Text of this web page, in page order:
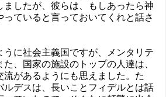
ましたが、彼らは、もしあったら神
ていると言っておいてくれと話さ
うに社会主義国ですが、メンタリテ
、国家の施設のトップの人達は、
流があるようにも思えました。た
ルデスは、長いことフィデルとは話